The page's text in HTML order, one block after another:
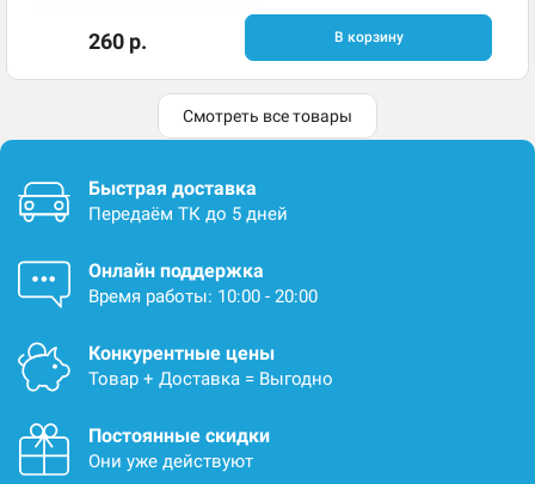
260 р. В корзину
Смотреть все товары
Быстрая доставка
Передаём ТК до 5 дней
Онлайн поддержка
Время работы: 10:00 - 20:00
Конкурентные цены
Товар + Доставка = Выгодно
Постоянные скидки
Они уже действуют